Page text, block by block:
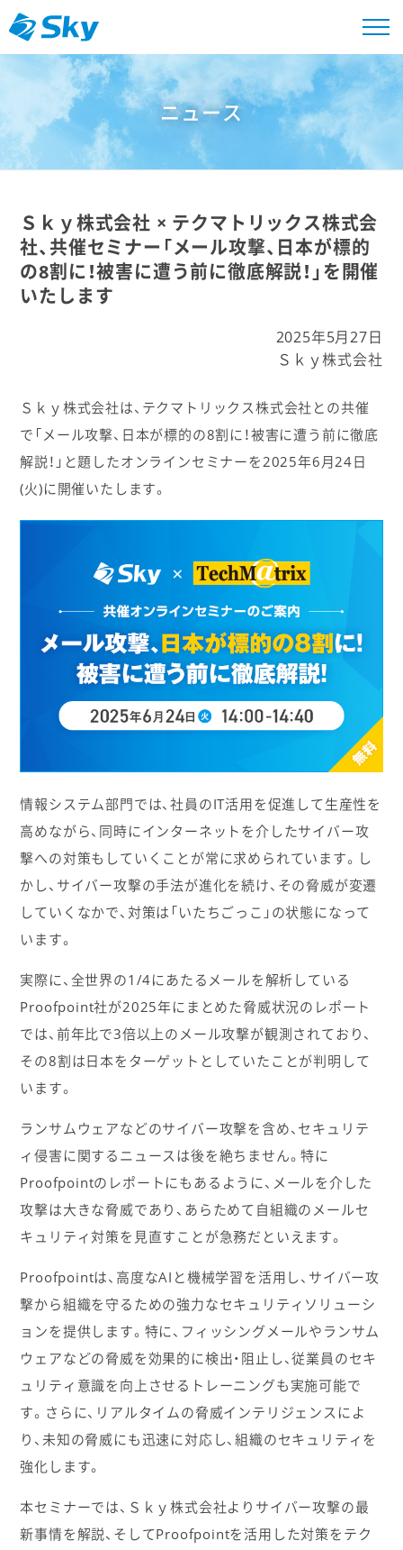
ニュース
Ｓｋｙ株式会社 × テクマトリックス株式会
社、共催セミナー「メール攻撃、日本が標的
の8割に！被害に遭う前に徹底解説！」を開催
いたします
2025年5月27日
Ｓｋｙ株式会社
Ｓｋｙ株式会社は、テクマトリックス株式会社との共催
で「メール攻撃、日本が標的の8割に！被害に遭う前に徹底
解説！」と題したオンラインセミナーを2025年6月24日
(火)に開催いたします。
情報システム部門では、社員のIT活用を促進して生産性を
高めながら、同時にインターネットを介したサイバー攻
撃への対策もしていくことが常に求められています。し
かし、サイバー攻撃の手法が進化を続け、その脅威が変遷
していくなかで、対策は「いたちごっこ」の状態になって
います。
実際に、全世界の1/4にあたるメールを解析している
Proofpoint社が2025年にまとめた脅威状況のレポート
では、前年比で3倍以上のメール攻撃が観測されており、
その8割は日本をターゲットとしていたことが判明して
います。
ランサムウェアなどのサイバー攻撃を含め、セキュリテ
ィ侵害に関するニュースは後を絶ちません。特に
Proofpointのレポートにもあるように、メールを介した
攻撃は大きな脅威であり、あらためて自組織のメールセ
キュリティ対策を見直すことが急務だといえます。
Proofpointは、高度なAIと機械学習を活用し、サイバー攻
撃から組織を守るための強力なセキュリティソリューシ
ョンを提供します。特に、フィッシングメールやランサム
ウェアなどの脅威を効果的に検出・阻止し、従業員のセキ
ュリティ意識を向上させるトレーニングも実施可能で
す。さらに、リアルタイムの脅威インテリジェンスによ
り、未知の脅威にも迅速に対応し、組織のセキュリティを
強化します。
本セミナーでは、Ｓｋｙ株式会社よりサイバー攻撃の最
新事情を解説、そしてProofpointを活用した対策をテク